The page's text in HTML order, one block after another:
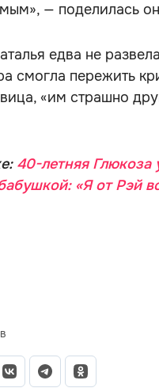
— поделилась
едва не
смогла пережить
«им страшно
40-летняя Глюкоза
«Я от Рэй